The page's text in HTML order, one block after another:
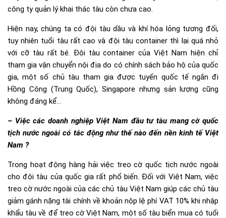
công ty quản lý khai thác tàu còn chưa cao.
Hiện nay, chúng ta có đội tàu dầu và khí hóa lỏng tương đối,
tuy nhiên tuổi tàu rất cao và đội tàu container thì lại quá nhỏ
với cỡ tàu rất bé. Đội tàu container của Việt Nam hiện chỉ
tham gia vận chuyển nội địa do có chính sách bảo hộ của quốc
gia, một số chủ tàu tham gia được tuyến quốc tế ngắn đi
Hồng Công (Trung Quốc), Singapore nhưng sản lượng cũng
không đáng kể…
– Việc các doanh nghiệp Việt Nam đầu tư tàu mang cờ quốc
tịch nước ngoài có tác động như thế nào đến nền kinh tế Việt
Nam ?
Trong hoạt động hàng hải việc treo cờ quốc tịch nước ngoài
cho đội tàu của quốc gia rất phổ biến. Đối với Việt Nam, việc
treo cờ nước ngoài của các chủ tàu Việt Nam giúp các chủ tàu
giảm gánh nặng tài chính về khoản nộp lệ phí VAT 10% khi nhập
khẩu tàu về để treo cờ Việt Nam, một số tàu biển mua có tuổi